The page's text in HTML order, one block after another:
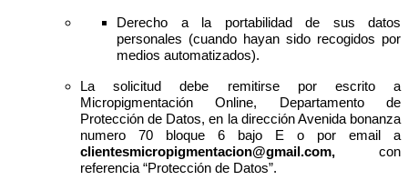
Derecho a la portabilidad de sus datos
personales (cuando hayan sido recogidos por
medios automatizados).
La solicitud debe remitirse por escrito a
Micropigmentación Online, Departamento de
Protección de Datos, en la dirección Avenida bonanza
numero 70 bloque 6 bajo E o por email a
clientesmicropigmentacion@gmail.com, con
referencia “Protección de Datos”.